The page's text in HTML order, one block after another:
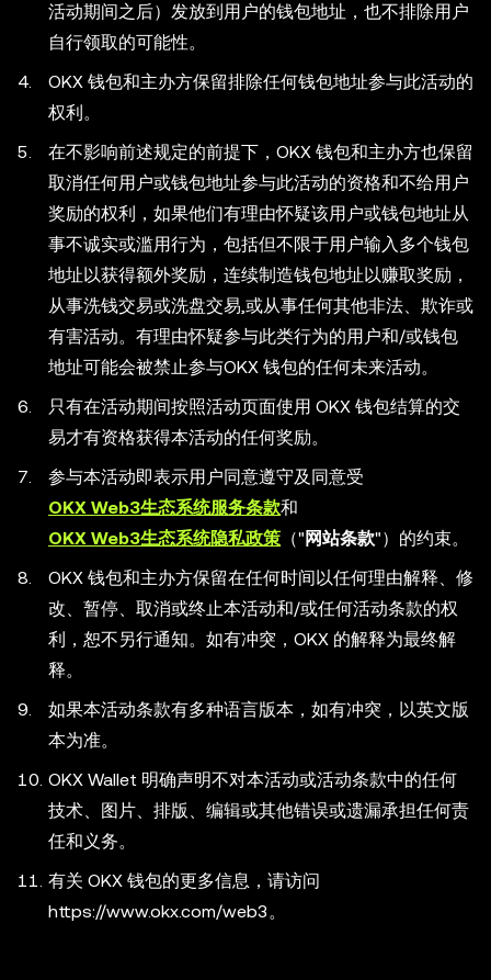
活动期间之后）发放到用户的钱包地址，也不排除用户
自行领取的可能性。
OKX 钱包和主办方保留排除任何钱包地址参与此活动的
权利。
在不影响前述规定的前提下，OKX 钱包和主办方也保留
取消任何用户或钱包地址参与此活动的资格和不给用户
奖励的权利，如果他们有理由怀疑该用户或钱包地址从
事不诚实或滥用行为，包括但不限于用户输入多个钱包
地址以获得额外奖励，连续制造钱包地址以赚取奖励，
从事洗钱交易或洗盘交易,或从事任何其他非法、欺诈或
有害活动。有理由怀疑参与此类行为的用户和/或钱包
地址可能会被禁止参与OKX 钱包的任何未来活动。
只有在活动期间按照活动页面使用 OKX 钱包结算的交
易才有资格获得本活动的任何奖励。
参与本活动即表示用户同意遵守及同意受
OKX Web3生态系统服务条款和
OKX Web3生态系统隐私政策 （" 网站条款"）的约束。
OKX 钱包和主办方保留在任何时间以任何理由解释、修
改、暂停、取消或终止本活动和/或任何活动条款的权
利，恕不另行通知。如有冲突，OKX 的解释为最终解
释。
如果本活动条款有多种语言版本，如有冲突，以英文版
本为准。
OKX Wallet 明确声明不对本活动或活动条款中的任何
技术、图片、排版、编辑或其他错误或遗漏承担任何责
任和义务。
有关 OKX 钱包的更多信息，请访问
https://www.okx.com/web3。